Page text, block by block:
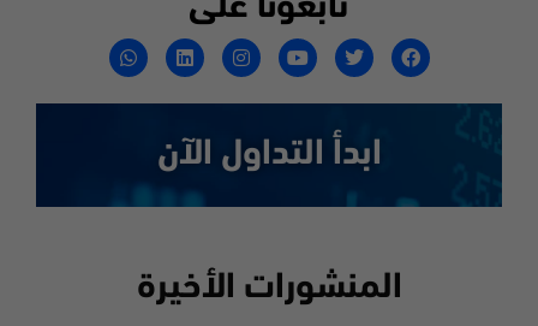
تابعونا على
ابدأ التداول الآن
المنشورات الأخيرة